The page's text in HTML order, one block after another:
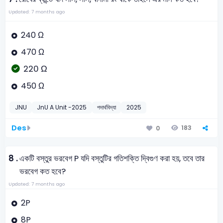
Updated: 7 months ago
240 Ω
470 Ω
220 Ω
450 Ω
JNU JnU A Unit -2025 পদার্থবিদ্যা 2025
Des 0 183
8 .একটি বস্তুর ভরবেগ P যদি বস্তুটির গতিশক্তি দ্বিগুণ করা হয়, তবে তার
ভরবেগ কত হবে?
Updated: 7 months ago
2P
8P